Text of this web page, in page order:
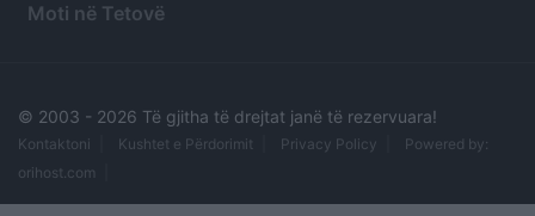
Moti në Tetovë
© 2003 - 2026 Të gjitha të drejtat janë të rezervuara!
Kontaktoni Kushtet e Përdorimit Privacy Policy
Powered by:
orihost.com